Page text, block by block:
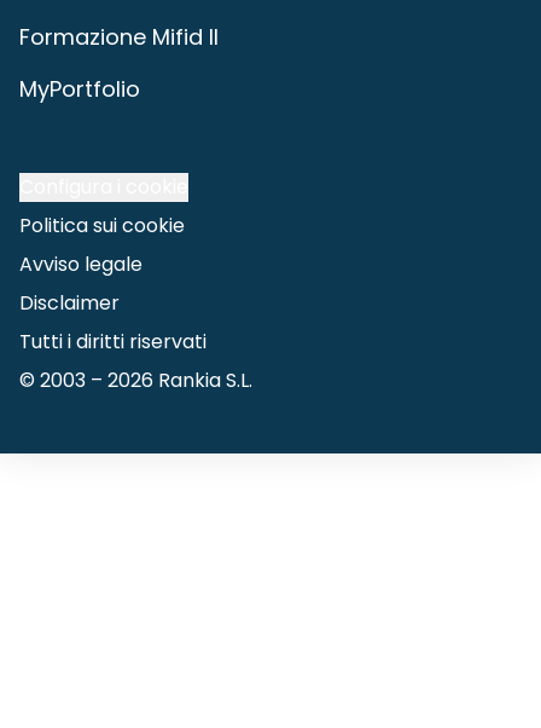
Formazione Mifid II
MyPortfolio
Politica sui cookie
Avviso legale
Disclaimer
Tutti i diritti riservati
© 2003 – 2026 Rankia S.L.